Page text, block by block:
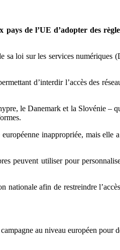
pays de l’UE d’adopter des
sa loi sur les services
d’interdir l’accès des
le Danemark et la Slovénie –
inappropriée, mais elle
peuvent utiliser pour
afin de restreindre
au niveau européen